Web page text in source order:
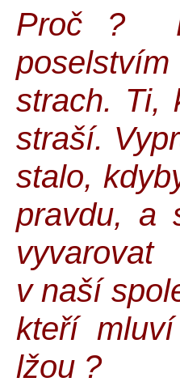
Proč ?
strach. Ti,
straší.
stalo,
pravdu, a
v naší
kteří
lžou ?